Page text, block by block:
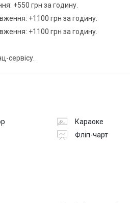
+550 грн за годину.
+1100 грн за годину.
+1100 грн за годину.
сервісу.
Караоке
Фліп-чарт